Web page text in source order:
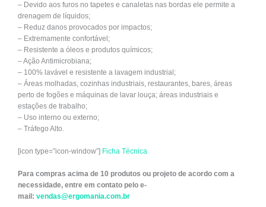
– Devido aos furos no tapetes e canaletas nas bordas ele permite a
drenagem de líquidos;
– Reduz danos provocados por impactos;
– Extremamente confortável;
– Resistente a óleos e produtos químicos;
– Ação Antimicrobiana;
– 100% lavável e resistente a lavagem industrial;
– Áreas molhadas, cozinhas industriais, restaurantes, bares, áreas
perto de fogões e máquinas de lavar louça; áreas industriais e
estações de trabalho;
– Uso interno ou externo;
– Tráfego Alto.
[icon type=”icon-window”] Ficha Técnica
Para compras acima de 10 produtos ou projeto de acordo com a
necessidade, entre em contato pelo e-
mail: vendas@ergomania.com.br